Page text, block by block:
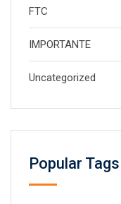
FTC
IMPORTANTE
Uncategorized
Popular Tags